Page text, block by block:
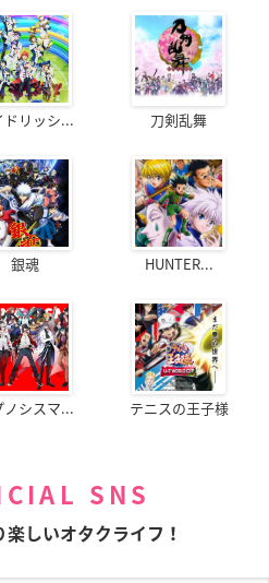
ドリッシ... 刀剣乱舞
銀魂 HUNTER...
ノシスマ... テニスの王子様
SNS
楽しいオタクライフ！